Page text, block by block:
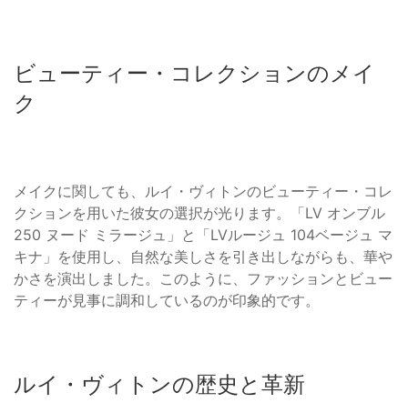
ビューティー・コレクションのメイ
ク
メイクに関しても、ルイ・ヴィトンのビューティー・コレ
クションを用いた彼女の選択が光ります。「LV オンブル
250 ヌード ミラージュ」と「LVルージュ 104ベージュ マ
キナ」を使用し、自然な美しさを引き出しながらも、華や
かさを演出しました。このように、ファッションとビュー
ティーが見事に調和しているのが印象的です。
ルイ・ヴィトンの歴史と革新